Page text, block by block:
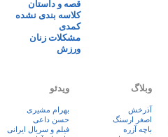
قصه و داستان
کلاسه بندی نشده
کمدی
مشکلات زنان
ورزش
وبلاگ
آذرخش
اصغر ارسنگ
باچه آزره
ویدئو
بهرام مشیری
حسن داعی
فيلم و سريال ايرانی